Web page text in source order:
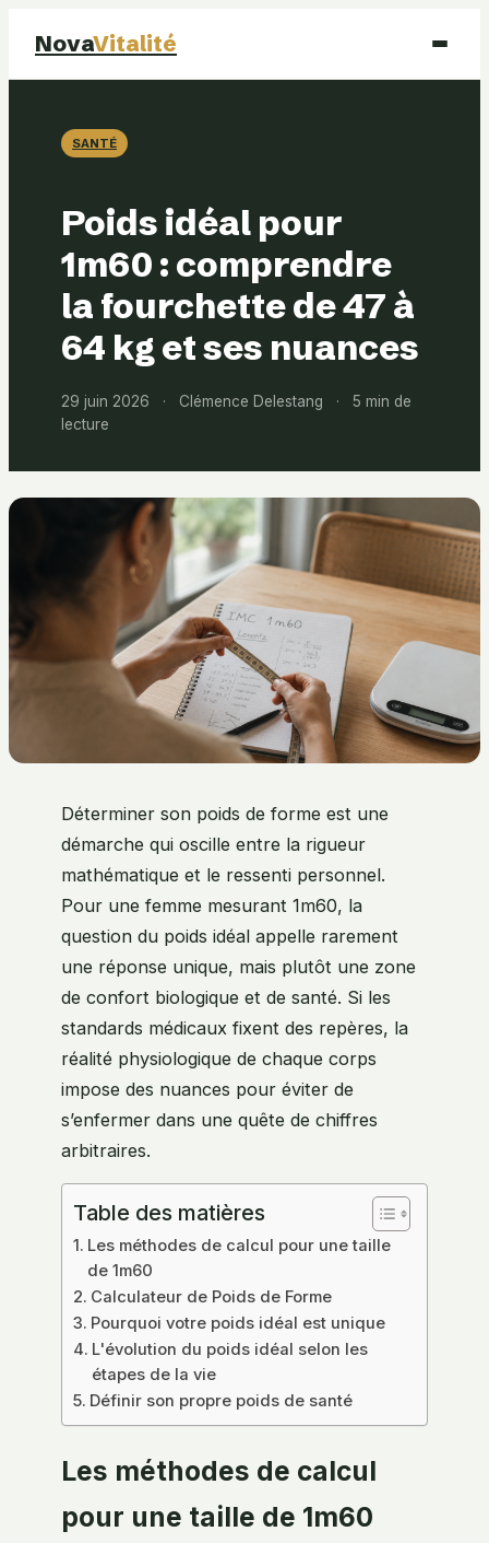
NovaVitalité
Santé
Bien-être
SANTÉ
Poids idéal pour
1m60 : comprendre
la fourchette de 47 à
64 kg et ses nuances
29 juin 2026 · Clémence Delestang ·
5 min de
lecture
Déterminer son poids de forme est une
démarche qui oscille entre la rigueur
mathématique et le ressenti personnel.
Pour une femme mesurant 1m60, la
question du poids idéal appelle rarement
une réponse unique, mais plutôt une zone
de confort biologique et de santé. Si les
standards médicaux fixent des repères, la
réalité physiologique de chaque corps
impose des nuances pour éviter de
s’enfermer dans une quête de chiffres
arbitraires.
Table des matières
Les méthodes de calcul pour une taille
de 1m60
Calculateur de Poids de Forme
Pourquoi votre poids idéal est unique
L'évolution du poids idéal selon les
étapes de la vie
Définir son propre poids de santé
Les méthodes de calcul
pour une taille de 1m60